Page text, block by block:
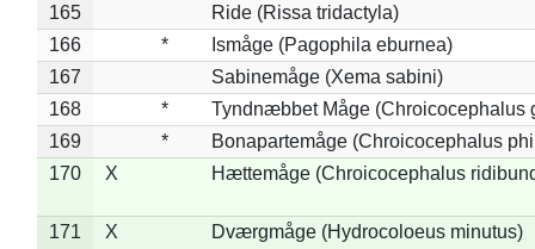
165
Ride (Rissa tridactyla)
166
*
Ismåge (Pagophila eburnea)
167
Sabinemåge (Xema sabini)
168
*
Tyndnæbbet Måge (Chroicocephalus
169
*
Bonapartemåge (Chroicocephalus
170
X Hættemåge (Chroicocephalus
171 X
Dværgmåge (Hydrocoloeus minutus)